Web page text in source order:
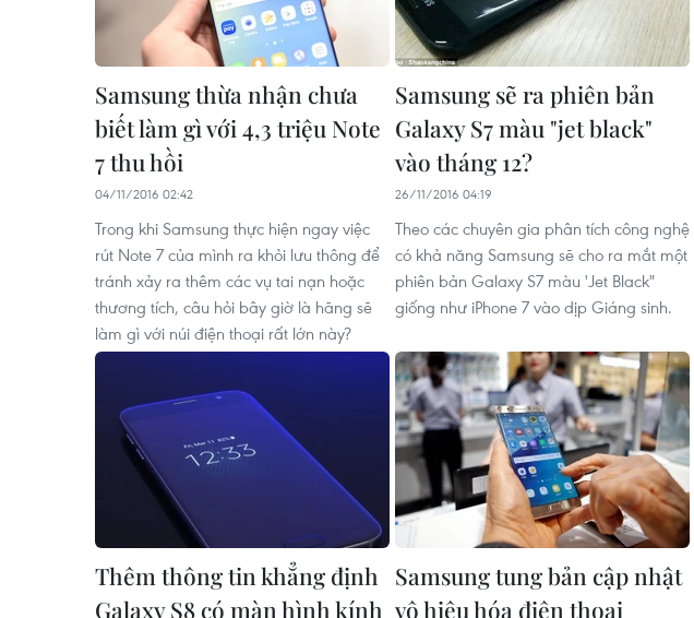
Samsung thừa nhận chưa
biết làm gì với 4,3 triệu Note
7 thu hồi
04/11/2016 02:42
Trong khi Samsung thực hiện ngay việc
rút Note 7 của mình ra khỏi lưu thông để
tránh xảy ra thêm các vụ tai nạn hoặc
thương tích, câu hỏi bây giờ là hãng sẽ
làm gì với núi điện thoại rất lớn này?
Samsung sẽ ra phiên bản
Galaxy S7 màu "jet black"
vào tháng 12?
26/11/2016 04:19
Theo các chuyên gia phân tích công nghệ
có khả năng Samsung sẽ cho ra mắt một
phiên bản Galaxy S7 màu 'Jet Black"
giống như iPhone 7 vào dịp Giáng sinh.
Thêm thông tin khẳng định
Galaxy S8 có màn hình kính
Samsung tung bản cập nhật
vô hiệu hóa điện thoại